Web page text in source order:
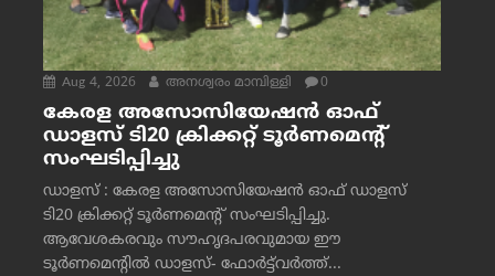
Aug 4, 2026 അനശ്വരം മാമ്പിള്ളി 0
കേരള അസോസിയേഷൻ ഓഫ്
ഡാളസ് ടി20 ക്രിക്കറ്റ് ടൂർണമെന്റ്
സംഘടിപ്പിച്ചു
ഡാളസ് : കേരള അസോസിയേഷൻ ഓഫ് ഡാളസ്
ടി20 ക്രിക്കറ്റ് ടൂർണമെന്റ് സംഘടിപ്പിച്ചു.
ആവേശകരവും സൗഹൃദപരവുമായ ഈ
ടൂർണമെന്റിൽ ഡാളസ്- ഫോർട്ട്‌വര്‍ത്ത്...